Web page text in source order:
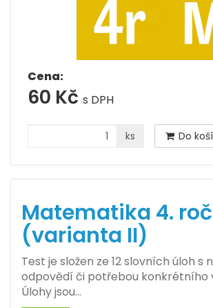
Cena:
60 Kč s DPH
ks Do
Matematika 4.
(varianta II)
Test je složen ze 12 slovních úloh s
odpovědí či potřebou konkrétního
Úlohy jsou…